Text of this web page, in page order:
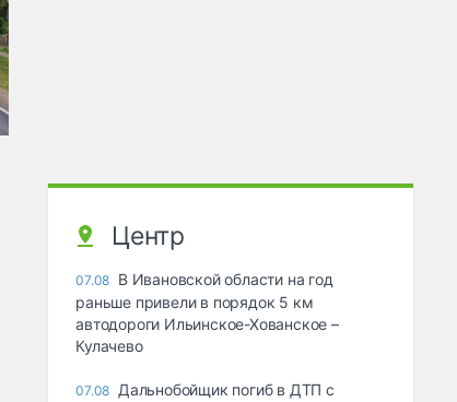
Центр
07.08 В Ивановской области на год
раньше привели в порядок 5 км
автодороги Ильинское-Хованское –
Кулачево
07.08 Дальнобойщик погиб в ДТП с